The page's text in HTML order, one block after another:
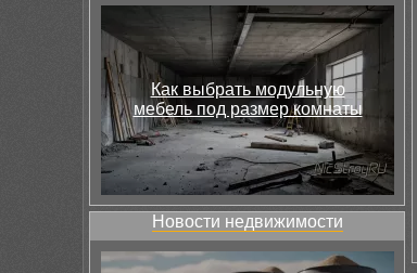
Как выбрать модульную
мебель под размер комнаты
Новости недвижимости